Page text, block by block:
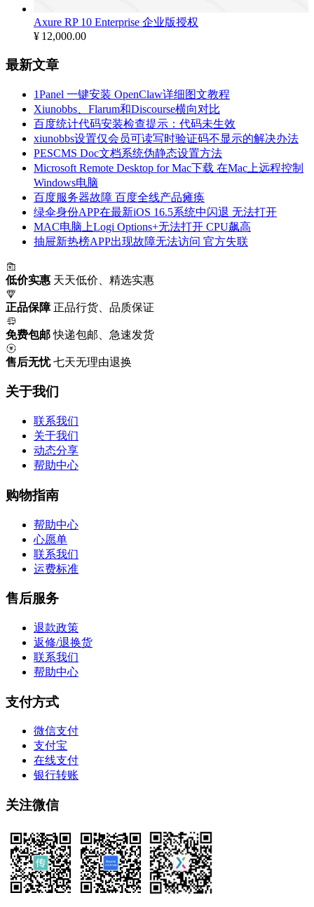
Axure RP 10 Enterprise 企业版授权
¥ 12,000.00
最新文章
1Panel 一键安装 OpenClaw详细图文教程
Xiunobbs、Flarum和Discourse横向对比
百度统计代码安装检查提示：代码未生效
xiunobbs设置仅会员可读写时验证码不显示的解决办法
PESCMS Doc文档系统伪静态设置方法
Microsoft Remote Desktop for Mac下载 在Mac上远程控制
Windows电脑
百度服务器故障 百度全线产品瘫痪
绿伞身份APP在最新iOS 16.5系统中闪退 无法打开
MAC电脑上Logi Options+无法打开 CPU飙高
抽屉新热榜APP出现故障无法访问 官方失联
低价实惠 天天低价、精选实惠
正品保障 正品行货、品质保证
免费包邮 快递包邮、急速发货
售后无忧 七天无理由退换
关于我们
联系我们
关于我们
动态分享
帮助中心
购物指南
帮助中心
心愿单
联系我们
运费标准
售后服务
退款政策
返修/退换货
联系我们
帮助中心
支付方式
微信支付
支付宝
在线支付
银行转账
关注微信